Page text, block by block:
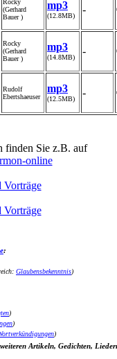
Rocky
(Gerhard
Bauer )
mp3
(12.8MB)
-
Rocky
(Gerhard
Bauer )
mp3
(14.8MB)
-
Rudolf
Ebertshaeuser
mp3
(12.5MB)
-
finden Sie z.B. auf
:
Glaubensbekenntnis)
)
)
)
Artikeln, Gedichten,